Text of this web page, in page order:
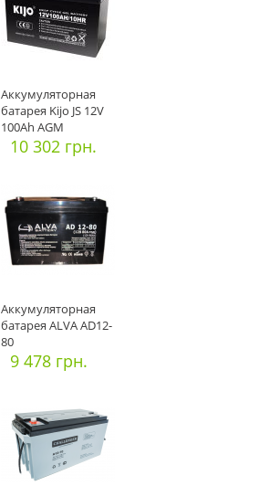
Аккумуляторная
батарея Kijo JS 12V
100Ah AGM
10 302 грн.
Аккумуляторная
батарея ALVA AD12-
80
9 478 грн.